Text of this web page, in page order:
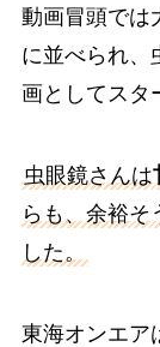
動画冒頭では
に並べられ、
画としてスタ
虫眼鏡さんは
らも、余裕そ
した。
東海オンエア